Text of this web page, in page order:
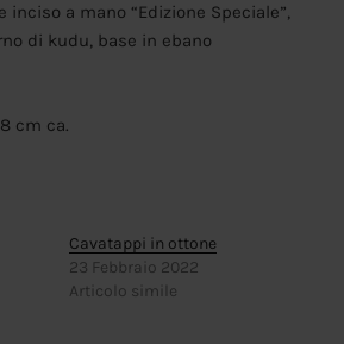
inciso a mano “Edizione Speciale”,
di kudu, base in ebano
cm ca.
Cavatappi in ottone
23 Febbraio 2022
Articolo simile